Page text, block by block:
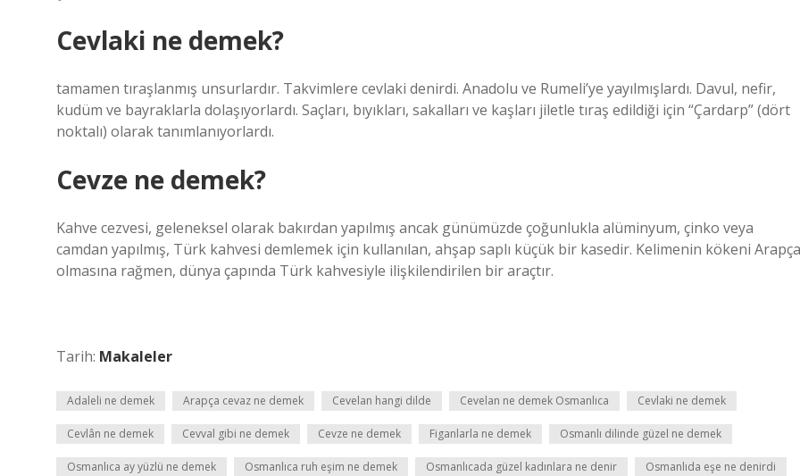
Cevlaki ne demek?
tamamen tıraşlanmış unsurlardır. Takvimlere cevlaki denirdi. Anadolu ve Rumeli’ye yayılmışlardı. Davul, nefir,
kudüm ve bayraklarla dolaşıyorlardı. Saçları, bıyıkları, sakalları ve kaşları jiletle tıraş edildiği için “Çardarp” (dört
noktalı) olarak tanımlanıyorlardı.
Cevze ne demek?
Kahve cezvesi, geleneksel olarak bakırdan yapılmış ancak günümüzde çoğunlukla alüminyum, çinko veya
camdan yapılmış, Türk kahvesi demlemek için kullanılan, ahşap saplı küçük bir kasedir. Kelimenin kökeni Arapça
olmasına rağmen, dünya çapında Türk kahvesiyle ilişkilendirilen bir araçtır.
Tarih: Makaleler
Adaleli ne demek Arapça cevaz ne demek Cevelan hangi dilde Cevelan ne demek Osmanlıca Cevlaki ne demek
Cevlân ne demek Cevval gibi ne demek Cevze ne demek Figanlarla ne demek Osmanlı dilinde güzel ne demek
Osmanlıca ay yüzlü ne demek Osmanlıca ruh eşim ne demek Osmanlıcada güzel kadınlara ne denir Osmanlıda eşe ne denirdi